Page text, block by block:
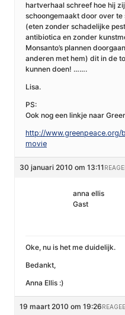
hartverhaal schreef hoe hij
schoongemaakt door over
(eten zonder schadelijke
antibiotica en zonder
Monsanto’s plannen
anderen met hem) dit in de
kunnen doen! …….
Lisa.
PS:
Ook nog een linkje naar
http://
movie
30 januari 2010 om 13:11
anna ellis
Gast
Oke, nu is het me duidelijk.
Bedankt,
Anna Ellis :)
19 maart 2010 om 19:26